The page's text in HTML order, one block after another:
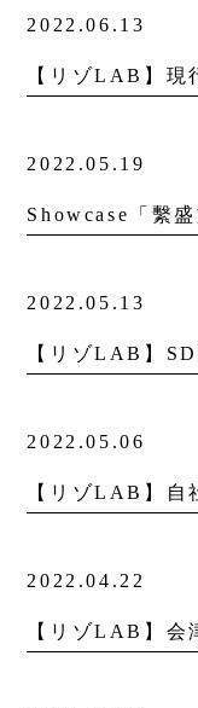
2022.06.13
2022.05.19
2022.05.13
2022.05.06
2022.04.22